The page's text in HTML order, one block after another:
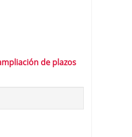
de plazos